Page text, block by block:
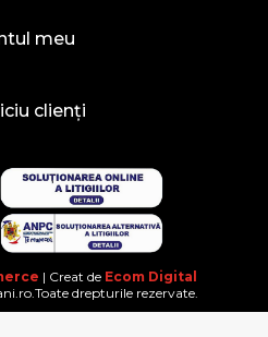
meu
clienți
| Creat de Ecom Digital
drepturile rezervate.